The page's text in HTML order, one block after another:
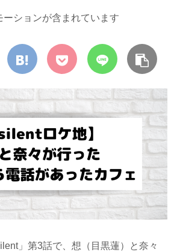
ションが含まれています
」第3話で、想（目黒蓮）と奈々